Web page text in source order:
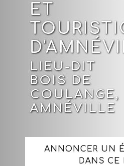
ET
LIEU-DIT
BOIS DE
COULANGE,
AMNÉVILLE
ANNONCER UN
DANS CE